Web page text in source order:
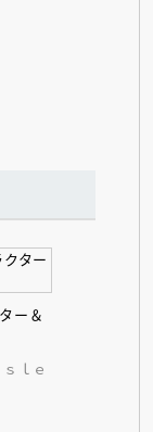
ー＆
ｌｅ
【第67回講談社児
賞作家と前選考委
学創作セミナー」